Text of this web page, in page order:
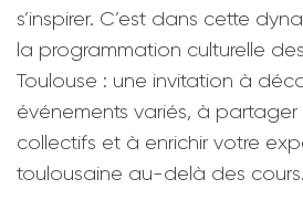
s’inspirer. C’est dans cette
la programmation culturelle
Toulouse : une invitation à
événements variés, à partager
collectifs et à enrichir votre
toulousaine au-delà des cours.